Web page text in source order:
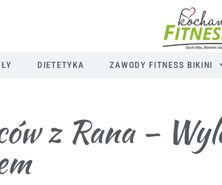
DIETETYKA ZAWODY FITNESS BIKINI
z Rana –